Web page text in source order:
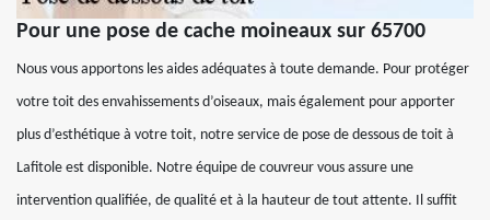
Pour une pose de cache moineaux sur 65700
Nous vous apportons les aides adéquates à toute demande. Pour protéger
votre toit des envahissements d’oiseaux, mais également pour apporter
plus d’esthétique à votre toit, notre service de pose de dessous de toit à
Lafitole est disponible. Notre équipe de couvreur vous assure une
intervention qualifiée, de qualité et à la hauteur de tout attente. Il suffit